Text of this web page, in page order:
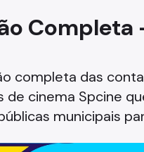
Completa
completa das
de cinema Spcine
municipais